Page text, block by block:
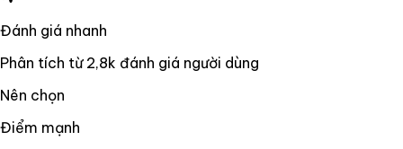
Đánh giá nhanh
Phân tích từ 2,8k đánh giá người dùng
Nên chọn
Điểm mạnh